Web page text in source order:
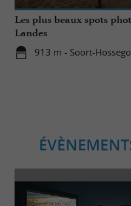
Les plus beaux spots
Landes
913 m - Soort-